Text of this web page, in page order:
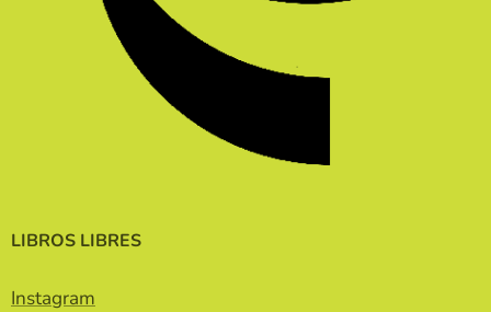
LIBROS LIBRES
Instagram